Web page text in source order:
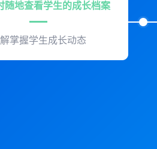
随地查看学生的成长档案
掌握学生成长动态